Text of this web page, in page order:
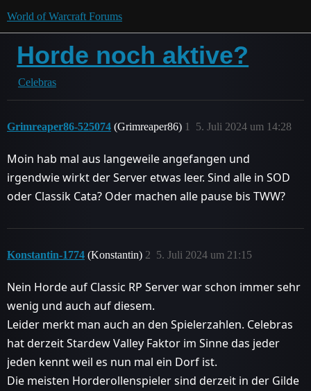
World of Warcraft Forums
Horde noch aktive?
Celebras
Grimreaper86-525074 (Grimreaper86) 5. Juli 2024 um 14:28
1
Moin hab mal aus langeweile angefangen und
irgendwie wirkt der Server etwas leer. Sind alle in SOD
oder Classik Cata? Oder machen alle pause bis TWW?
Konstantin-1774 (Konstantin) 5. Juli 2024 um 21:15
2
Nein Horde auf Classic RP Server war schon immer sehr
wenig und auch auf diesem.
Leider merkt man auch an den Spielerzahlen. Celebras
hat derzeit Stardew Valley Faktor im Sinne das jeder
jeden kennt weil es nun mal ein Dorf ist.
Die meisten Horderollenspieler sind derzeit in der Gilde